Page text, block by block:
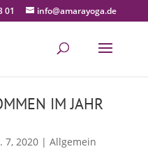
01 info@amarayoga.de
IM JAHR
7, 2020| Allgemein